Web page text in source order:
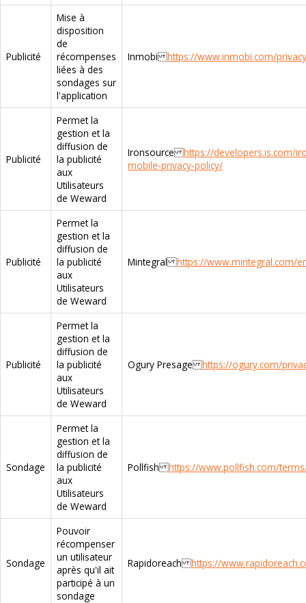
Publicité
Mise à
disposition
de
récompenses
liées à des
sondages sur
l'application
Inmobihttps://www.inmobi.com/
Publicité
Permet la
gestion et la
diffusion de
la publicité
aux
Utilisateurs
de Weward
Ironsourcehttps://developers.is.com/
mobile-privacy-policy/
Publicité
Permet la
gestion et la
diffusion de
la publicité
aux
Utilisateurs
de Weward
Mintegralhttps://www.mintegral.com/
Publicité
Permet la
gestion et la
diffusion de
la publicité
aux
Utilisateurs
de Weward
Ogury Presagehttps://ogury.com/
Sondage
Permet la
gestion et la
diffusion de
la publicité
aux
Utilisateurs
de Weward
Pollfishhttps://www.pollfish.com/
Sondage
Pouvoir
récompenser
un utilisateur
après qu'il ait
participé à un
sondage
Rapidoreachhttps://